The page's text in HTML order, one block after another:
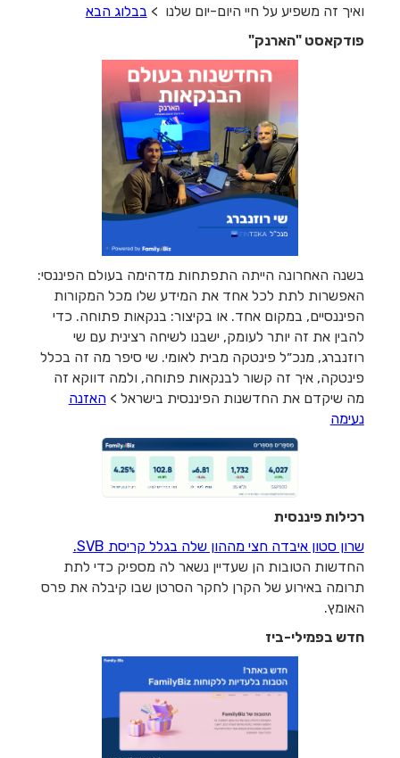
ואיך זה משפיע על חיי היום-יום שלנו > בבלוג הבא
פודקאסט "הארנק"
בשנה האחרונה הייתה התפתחות מדהימה בעולם הפיננסי:
האפשרות לתת לכל אחד את המידע שלו מכל המקורות
הפיננסיים, במקום אחד. או בקיצור: בנקאות פתוחה. כדי
להבין את זה יותר לעומק, ישבנו לשיחה רצינית עם שי
רוזנברג, מנכ״ל פינטקה מבית לאומי. שי סיפר מה זה בכלל
פינטקה, איך זה קשור לבנקאות פתוחה, ולמה דווקא זה
מה שיקדם את החדשנות הפיננסית בישראל >האזנה
נעימה
רכילות פיננסית
שרון סטון איבדה חצי מההון שלה בגלל קריסת SVB
.
החדשות הטובות הן שעדיין נשאר לה מספיק כדי לתת
תרומה באירוע של הקרן לחקר הסרטן שבו קיבלה את פרס
האומץ.
חדש בפמילי-ביז